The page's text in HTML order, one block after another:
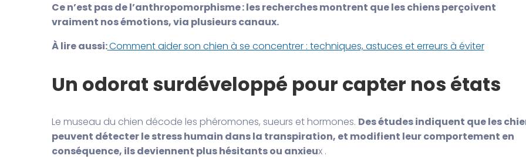
Ce n’est pas de l’anthropomorphisme : les recherches montrent que les chiens perçoivent
vraiment nos émotions, via plusieurs canaux.
À lire aussi:Comment aider son chien à se concentrer : techniques, astuces et erreurs à éviter
Un odorat surdéveloppé pour capter nos états
Le museau du chien décode les phéromones, sueurs et hormones. Des études indiquent que les
peuvent détecter le stress humain dans la transpiration, et modifient leur comportement en
conséquence, ils deviennent plus hésitants ou anxieux .